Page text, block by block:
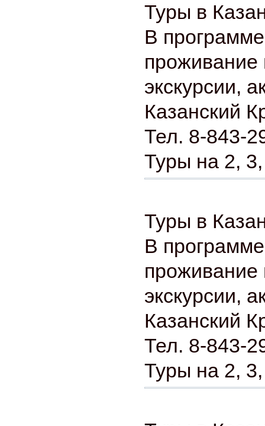
Туры в
В
проживание
экскурсии,
Казанский
Тел. 8-843-
Туры на 2,
Туры в
В
проживание
экскурсии,
Казанский
Тел. 8-843-
Туры на 2,